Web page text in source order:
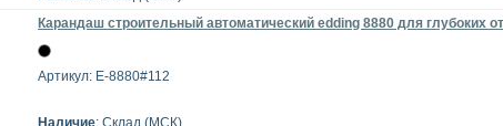
Карандаш строительный автоматический edding 8880 для глубоких
Артикул: E-8880#112
Наличие: Склад (МСК)